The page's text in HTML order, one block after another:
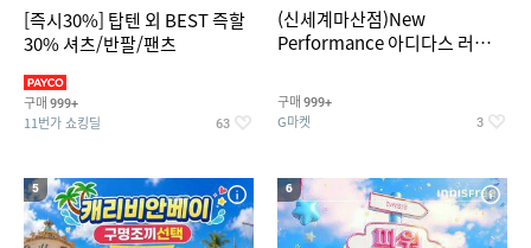
[즉시30%] 탑텐 외 BEST 즉할
30% 셔츠/반팔/팬츠
구매 999+
11번가 쇼킹딜 63
(신세계마산점)New
Performance 아디다스 러닝화
구매 999+
G마켓 3
5 6